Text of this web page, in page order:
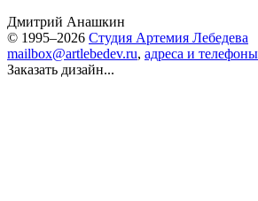
Дмитрий Анашкин
© 1995–2026 Студия Артемия Лебедева
mailbox@artlebedev.ru, адреса и телефоны
Заказать дизайн...